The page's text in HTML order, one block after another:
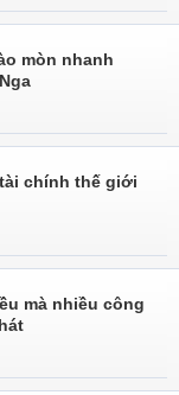
mòn nhanh
chính thế giới
mà nhiều công